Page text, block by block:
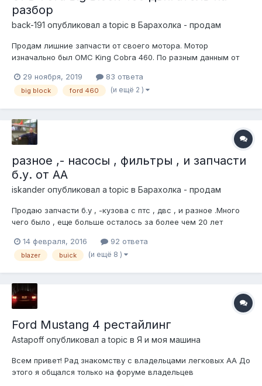
разбор
back-191 опубликовал a topic в Барахолка - продам
Продам лишние запчасти от своего мотора. Мотор
изначально был OMC King Cobra 460. По разным данным от
мощности своего мотора. Продажа в связи с установкой на
авто и доработкой под чарджер. Добавлю НОВЫЕ ПОЗИЦИИ:
29 ноября, 2019 83 ответа
big block ford 460 (и ещё 2 )
разное ,- насосы , фильтры , и запчасти
б.у. от АА
iskander опубликовал a topic в Барахолка - продам
Продаю запчасти б.у , -кузова с птс , двс , и разное .Много
чего было , еще больше осталось за более чем 20 лет
,шеветт1980 , трансспорт1993 симка 77,
разукомплектованные и под реставрацию или разбор форд
14 февраля, 2016 92 ответа
blazer buick (и ещё 8 )
Ford Mustang 4 рестайлинг
Astapoff опубликовал a topic в Я и моя машина
Всем привет! Рад знакомству с владельцами легковых АА До
этого я общался только на форуме владельцев